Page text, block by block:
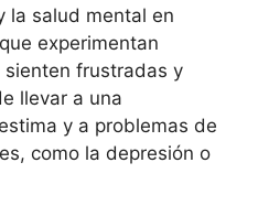
la salud mental en
experimentan
frustradas y
llevar a una
y a problemas de
como la depresión o